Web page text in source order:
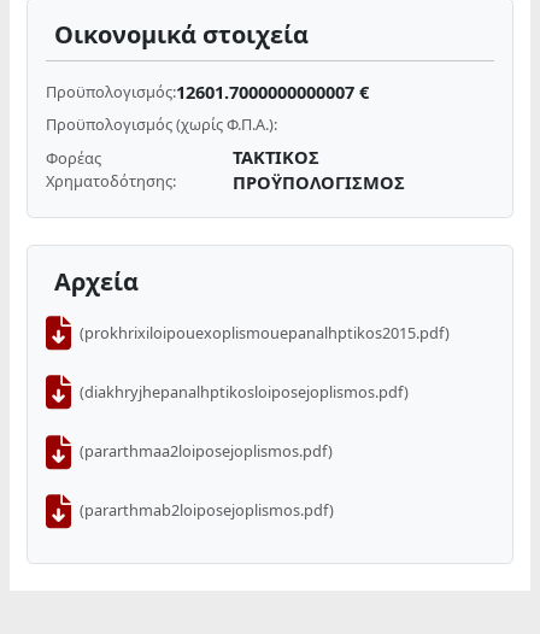
Οικονομικά στοιχεία
Προϋπολογισμός:12601.7000000000007 €
Προϋπολογισμός (χωρίς Φ.Π.Α.):
Φορέας
Χρηματοδότησης:
ΤΑΚΤΙΚΟΣ
ΠΡΟΫΠΟΛΟΓΙΣΜΟΣ
Αρχεία
(prokhrixiloipouexoplismouepanalhptikos2015.pdf)
(diakhryjhepanalhptikosloiposejoplismos.pdf)
(pararthmaa2loiposejoplismos.pdf)
(pararthmab2loiposejoplismos.pdf)